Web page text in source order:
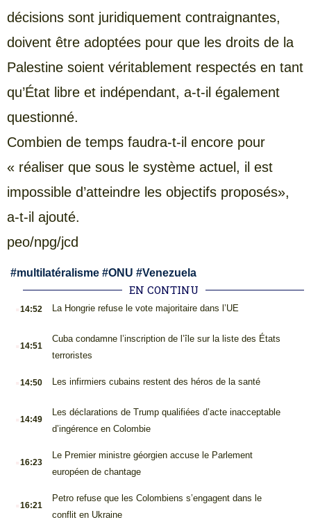
décisions sont juridiquement contraignantes,
doivent être adoptées pour que les droits de la
Palestine soient véritablement respectés en tant
qu’État libre et indépendant, a-t-il également
questionné.
Combien de temps faudra-t-il encore pour
« réaliser que sous le système actuel, il est
impossible d’atteindre les objectifs proposés»,
a-t-il ajouté.
peo/npg/jcd
#multilatéralisme #ONU #Venezuela
EN CONTINU
14:52 La Hongrie refuse le vote majoritaire dans l’UE
14:51
Cuba condamne l’inscription de l’île sur la liste des États
terroristes
14:50 Les infirmiers cubains restent des héros de la santé
14:49
Les déclarations de Trump qualifiées d’acte inacceptable
d’ingérence en Colombie
16:23
Le Premier ministre géorgien accuse le Parlement
européen de chantage
16:21
Petro refuse que les Colombiens s’engagent dans le
conflit en Ukraine